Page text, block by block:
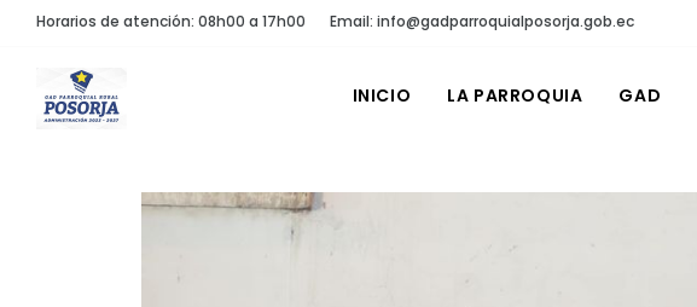
Horarios de atención: 08h00 a 17h00 Email: info@gadparroquialposorja.gob.ec
INICIO LA PARROQUIA GAD